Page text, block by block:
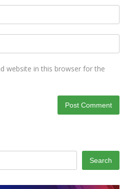
website in this browser for the
Search